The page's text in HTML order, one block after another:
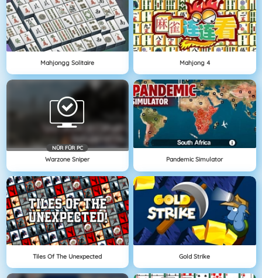
Mahjongg Solitaire Mahjong 4
NÜR FÜR PC
Warzone Sniper Pandemic Simulator
Tiles Of The Unexpected Gold Strike